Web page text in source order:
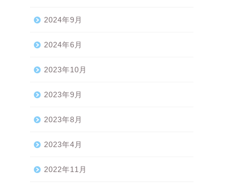
2024年9月
2024年6月
2023年10月
2023年9月
2023年8月
2023年4月
2022年11月